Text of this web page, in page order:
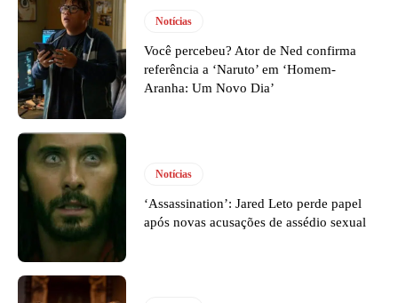
Notícias
Você percebeu? Ator de Ned confirma
referência a ‘Naruto’ em ‘Homem-
Aranha: Um Novo Dia’
Notícias
‘Assassination’: Jared Leto perde papel
após novas acusações de assédio sexual